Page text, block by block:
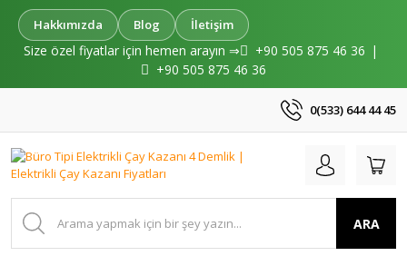
Hakkımızda Blog İletişim
Size özel fiyatlar için hemen arayın ⇒ +90 505 875 46 36 |
+90 505 875 46 36
0(533) 644 44 45
ARA